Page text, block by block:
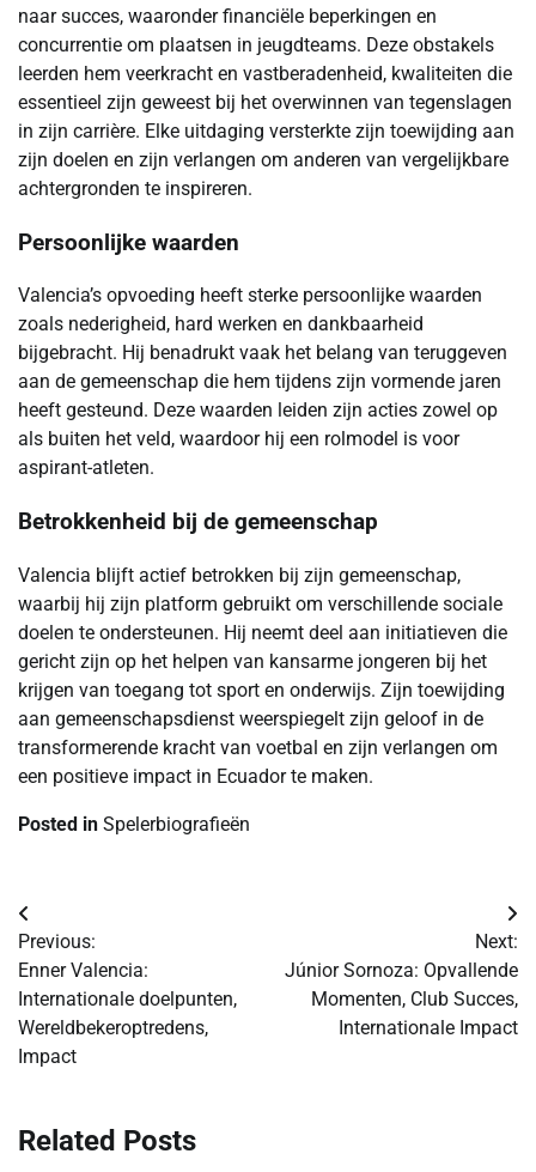
naar succes, waaronder financiële beperkingen en
concurrentie om plaatsen in jeugdteams. Deze obstakels
leerden hem veerkracht en vastberadenheid, kwaliteiten die
essentieel zijn geweest bij het overwinnen van tegenslagen
in zijn carrière. Elke uitdaging versterkte zijn toewijding aan
zijn doelen en zijn verlangen om anderen van vergelijkbare
achtergronden te inspireren.
Persoonlijke waarden
Valencia’s opvoeding heeft sterke persoonlijke waarden
zoals nederigheid, hard werken en dankbaarheid
bijgebracht. Hij benadrukt vaak het belang van teruggeven
aan de gemeenschap die hem tijdens zijn vormende jaren
heeft gesteund. Deze waarden leiden zijn acties zowel op
als buiten het veld, waardoor hij een rolmodel is voor
aspirant-atleten.
Betrokkenheid bij de gemeenschap
Valencia blijft actief betrokken bij zijn gemeenschap,
waarbij hij zijn platform gebruikt om verschillende sociale
doelen te ondersteunen. Hij neemt deel aan initiatieven die
gericht zijn op het helpen van kansarme jongeren bij het
krijgen van toegang tot sport en onderwijs. Zijn toewijding
aan gemeenschapsdienst weerspiegelt zijn geloof in de
transformerende kracht van voetbal en zijn verlangen om
een positieve impact in Ecuador te maken.
Posted in Spelerbiografieën
Post
navigation
Previous:
Enner Valencia:
Internationale doelpunten,
Wereldbekeroptredens,
Impact
Next:
Júnior Sornoza: Opvallende
Momenten, Club Succes,
Internationale Impact
Related Posts